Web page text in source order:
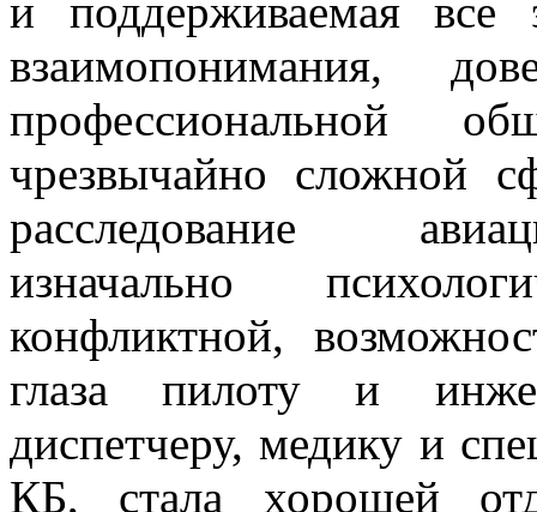
и поддерживаемая
взаимопонимания,
профессиональной
чрезвычайно сложной
расследование
изначально
конфликтной,
глаза пилоту и
диспетчеру, медику и
КБ, стала хорошей